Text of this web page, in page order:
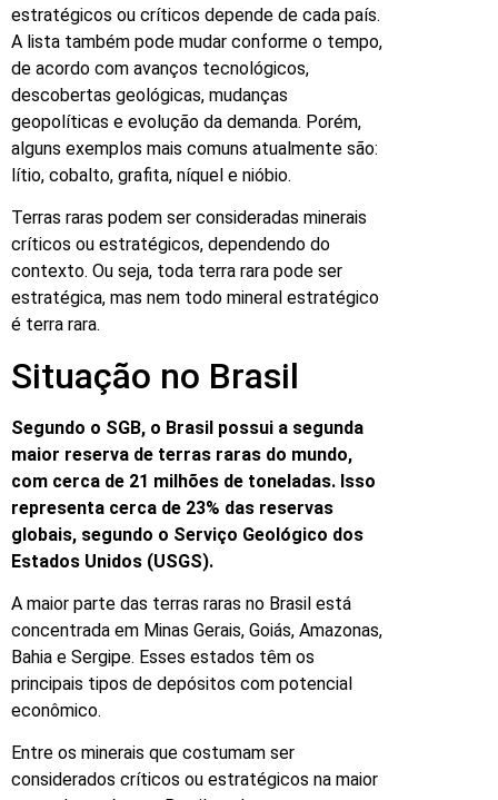
estratégicos ou críticos depende de cada país.
A lista também pode mudar conforme o tempo,
de acordo com avanços tecnológicos,
descobertas geológicas, mudanças
geopolíticas e evolução da demanda. Porém,
alguns exemplos mais comuns atualmente são:
lítio, cobalto, grafita, níquel e nióbio.
Terras raras podem ser consideradas minerais
críticos ou estratégicos, dependendo do
contexto. Ou seja, toda terra rara pode ser
estratégica, mas nem todo mineral estratégico
é terra rara.
Situação no Brasil
Segundo o SGB, o Brasil possui a segunda
maior reserva de terras raras do mundo,
com cerca de 21 milhões de toneladas. Isso
representa cerca de 23% das reservas
globais, segundo o Serviço Geológico dos
Estados Unidos (USGS).
A maior parte das terras raras no Brasil está
concentrada em Minas Gerais, Goiás, Amazonas,
Bahia e Sergipe. Esses estados têm os
principais tipos de depósitos com potencial
econômico.
Entre os minerais que costumam ser
considerados críticos ou estratégicos na maior